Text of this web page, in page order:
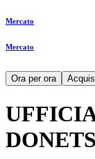
Mercato
Mercato
Ora per ora